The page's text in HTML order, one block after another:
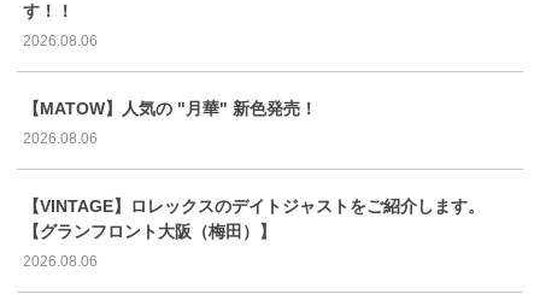
す！！
2026.08.06
【MATOW】人気の "月華" 新色発売！
2026.08.06
【VINTAGE】ロレックスのデイトジャストをご紹介します。
【グランフロント大阪（梅田）】
2026.08.06